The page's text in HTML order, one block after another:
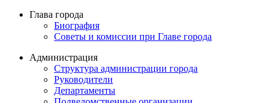
Глава города
Биография
Советы и комиссии при Главе города
Администрация
Структура администрации города
Руководители
Департаменты